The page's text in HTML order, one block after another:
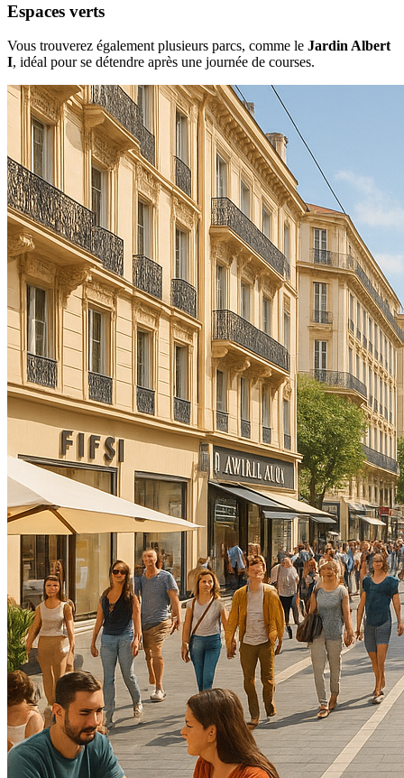
Espaces verts
Vous trouverez également plusieurs parcs, comme le Jardin Albert
I, idéal pour se détendre après une journée de courses.